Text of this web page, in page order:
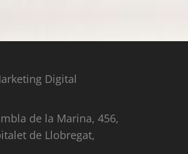
Digital
de la Marina, 456,
de Llobregat,